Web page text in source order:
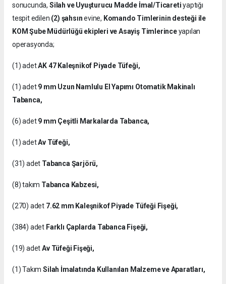
sonucunda, Silah ve Uyuşturucu Madde İmal/Ticaretiyaptığı
tespit edilen (2) şahsınevine, Komando Timlerinin desteği ile
KOM Şube Müdürlüğü ekipleri ve Asayiş Timlerinceyapılan
operasyonda;
(1) adetAK 47 Kaleşnikof Piyade Tüfeği,
(1) adet9 mm Uzun Namlulu El Yapımı Otomatik Makinalı
Tabanca,
(6) adet9 mm Çeşitli Markalarda Tabanca,
(1) adetAv Tüfeği,
(31) adet Tabanca Şarjörü,
(8) takım Tabanca Kabzesi,
(270) adet 7.62 mm Kaleşnikof Piyade Tüfeği Fişeği,
(384) adet Farklı Çaplarda Tabanca Fişeği,
(19) adetAv Tüfeği Fişeği,
(1) Takım Silah İmalatında Kullanılan Malzeme ve Aparatları,